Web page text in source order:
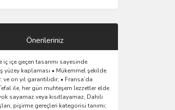
Önerileriniz
içe geçen tasarımı sayesinde
yüzey kaplaması • Mükemmel şekilde
ve on yıl garantilidir; • Fransa’da
ile, her gün muhteşem lezzetler elde
sayamaz veya kısıtlayamaz; Dahili
pişirme gereçleri kategorisi tanımı;